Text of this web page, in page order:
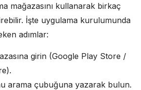
mağazasını kullanarak birkaç
İşte uygulama kurulumunda
adımlar:
girin (Google Play Store /
arama çubuğuna yazarak bulun.